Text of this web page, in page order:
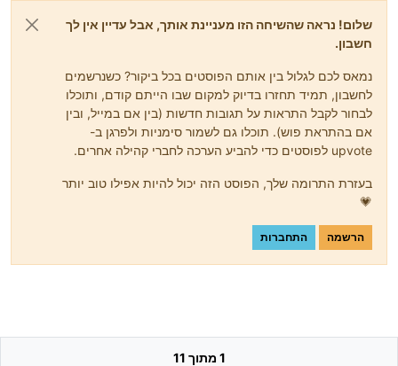
שלום! נראה שהשיחה הזו מעניינת אותך, אבל עדיין אין לך
חשבון.
נמאס לכם לגלול בין אותם הפוסטים בכל ביקור? כשנרשמים
לחשבון, תמיד תחזרו בדיוק למקום שבו הייתם קודם, ותוכלו
לבחור לקבל התראות על תגובות חדשות (בין אם במייל, ובין
אם בהתראת פוש). תוכלו גם לשמור סימניות ולפרגן ב-
upvote לפוסטים כדי להביע הערכה לחברי קהילה אחרים.
בעזרת התרומה שלך, הפוסט הזה יכול להיות אפילו טוב יותר
💗
הרשמה התחברות
1 מתוך 11